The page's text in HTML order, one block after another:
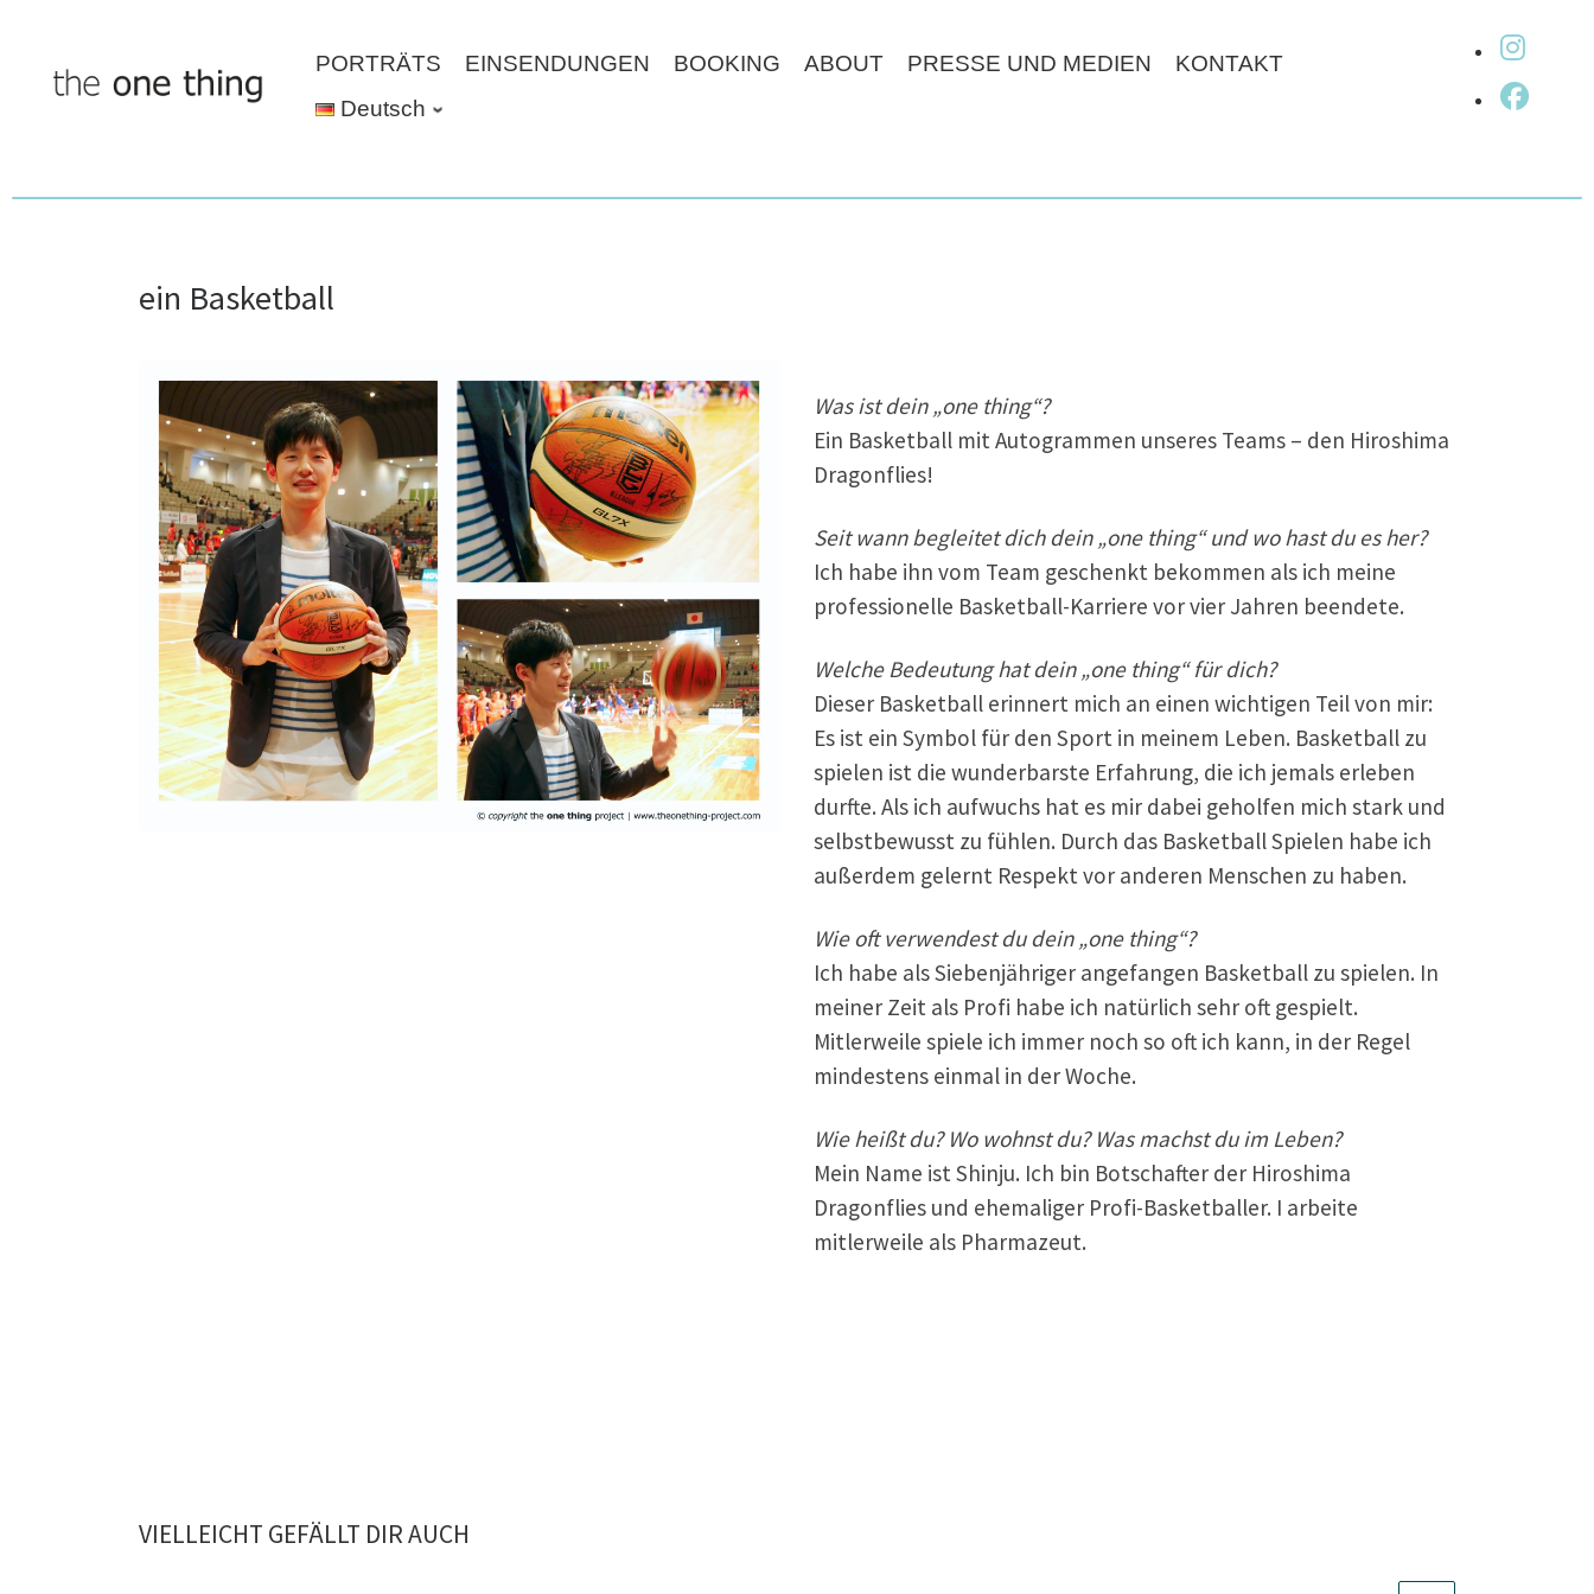
content
PORTRÄTS EINSENDUNGEN BOOKING ABOUT PRESSE UND MEDIEN
KONTAKT
Deutsch
fab fa-
fab
ein Basketball
Was ist dein „one thing“?
Ein Basketball mit Autogrammen unseres Teams – den Hiroshima
Dragonflies!
Seit wann begleitet dich dein „one thing“ und wo hast du es her?
Ich habe ihn vom Team geschenkt bekommen als ich meine
professionelle Basketball-Karriere vor vier Jahren beendete.
Welche Bedeutung hat dein „one thing“ für dich?
Dieser Basketball erinnert mich an einen wichtigen Teil von mir:
Es ist ein Symbol für den Sport in meinem Leben. Basketball zu
spielen ist die wunderbarste Erfahrung, die ich jemals erleben
durfte. Als ich aufwuchs hat es mir dabei geholfen mich stark und
selbstbewusst zu fühlen. Durch das Basketball Spielen habe ich
außerdem gelernt Respekt vor anderen Menschen zu haben.
Wie oft verwendest du dein „one thing“?
Ich habe als Siebenjähriger angefangen Basketball zu spielen. In
meiner Zeit als Profi habe ich natürlich sehr oft gespielt.
Mitlerweile spiele ich immer noch so oft ich kann, in der Regel
mindestens einmal in der Woche.
Wie heißt du? Wo wohnst du? Was machst du im Leben?
Mein Name ist Shinju. Ich bin Botschafter der Hiroshima
Dragonflies und ehemaliger Profi-Basketballer. I arbeite
mitlerweile als Pharmazeut.
VIELLEICHT GEFÄLLT DIR AUCH